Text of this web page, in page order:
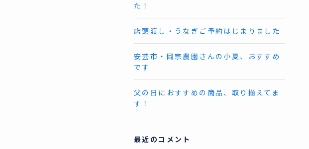
た！
店頭渡し・うなぎご予約はじまりました
安芸市・岡宗農園さんの小夏、おすすめ
です
父の日におすすめの商品、取り揃えてま
す！
最近のコメント